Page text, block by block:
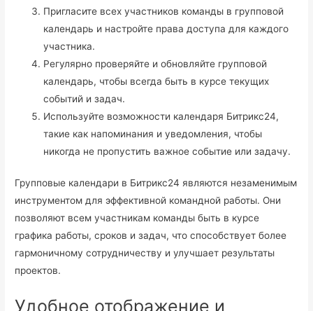
Пригласите всех участников команды в групповой
календарь и настройте права доступа для каждого
участника.
Регулярно проверяйте и обновляйте групповой
календарь, чтобы всегда быть в курсе текущих
событий и задач.
Используйте возможности календаря Битрикс24,
такие как напоминания и уведомления, чтобы
никогда не пропустить важное событие или задачу.
Групповые календари в Битрикс24 являются незаменимым
инструментом для эффективной командной работы. Они
позволяют всем участникам команды быть в курсе
графика работы, сроков и задач, что способствует более
гармоничному сотрудничеству и улучшает результаты
проектов.
Удобное отображение и